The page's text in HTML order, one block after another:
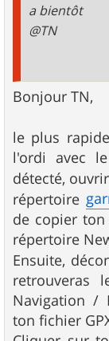
a bientôt
@TN
Bonjour TN,
le plus
l'ordi avec
détecté, ouvrir
répertoire
de copier
répertoire
Ensuite,
retrouveras
Navigation /
ton fichier